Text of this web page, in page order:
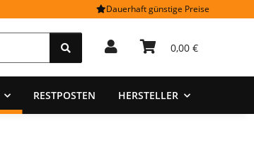
Dauerhaft günstige Preise
0,00 €
RESTPOSTEN HERSTELLER